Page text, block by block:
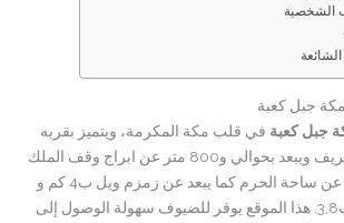
الشخصية
جبل كعبة
جبل كعبة في قلب مكة المكرمة، ويتميز بقربه
من الحرم المكي الشريف ويبعد بحوالي و800 متر عن ابراج وقف الملك
عبد العزيز و350 مترا عن ساحة الحرم كما يبعد عن زمزم ويل ب4 كم و
عن المسجد الحرام ب3,8. هذا الموقع يوفر للضيوف سهولة الوصول إلى